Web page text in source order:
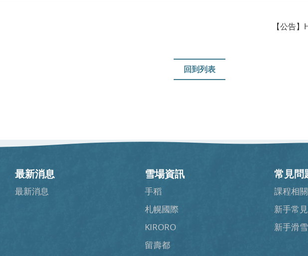
【公告
回到列表
最新消息
最新消息
雪場資訊
手稻
札幌國際
KIRORO
留壽都
常見問
課程相
新手常
新手滑